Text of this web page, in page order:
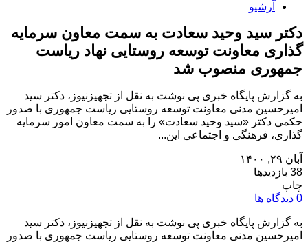
آرشیو
دکتر سید وحید سعادت به سمت معاون سرمایه
گذاری معاونت توسعه روستایی نهاد ریاست
جمهوری منصوب شد
به گزارش پایگاه خبری پی نوشت به نقل از تجهیزنیوز، دکتر سید
امیرحسین مدنی معاونت توسعه روستایی ریاست جمهوری با صدور
حکمی دکتر «سید وحید سعادت» را به سمت معاون امور سرمایه
گذاری، فرهنگی و اجتماعی این...
آبان ۲۹, ۱۴۰۰
38 بازدیدها
چاپ
0 دیدگاه ها
به گزارش پایگاه خبری پی نوشت به نقل از تجهیزنیوز، دکتر سید
امیرحسین مدنی معاونت توسعه روستایی ریاست جمهوری با صدور